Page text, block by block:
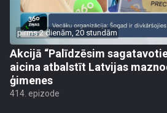
pirms 2 dienām, 20 stundām
Akcijā “Palīdzēsim
aicina atbalstīt Latvijas
ģimenes
414. epizode